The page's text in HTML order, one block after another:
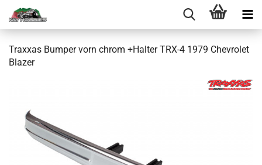
Traxxas Bumper vorn chrom +Halter TRX-4 1979 Chevrolet
Blazer